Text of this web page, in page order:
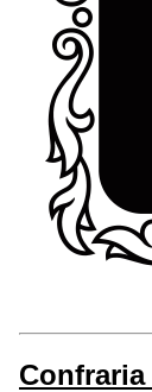
Confraria